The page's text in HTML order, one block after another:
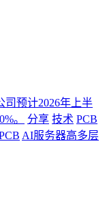
司预计2026年上半
。 分享 技术 PCB
AI服务器高多层